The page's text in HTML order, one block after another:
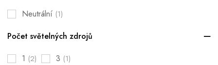
Neutrální (1)
Počet světelných zdrojů
1 (2) 3 (1)